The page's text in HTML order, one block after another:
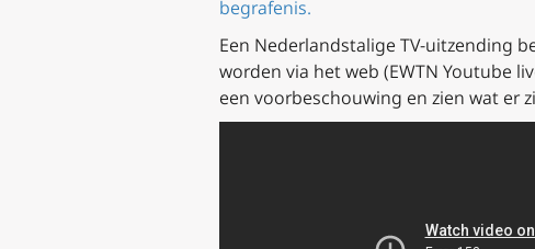
begrafenis.
Een Nederlandstalige TV-uitzending
worden via het web (EWTN Youtube
een voorbeschouwing en zien wat er